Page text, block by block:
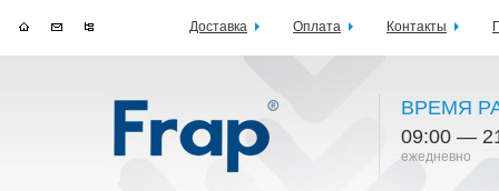
ВРЕМЯ
09:00 —
ежедневно
Доставка Оплата Контакты